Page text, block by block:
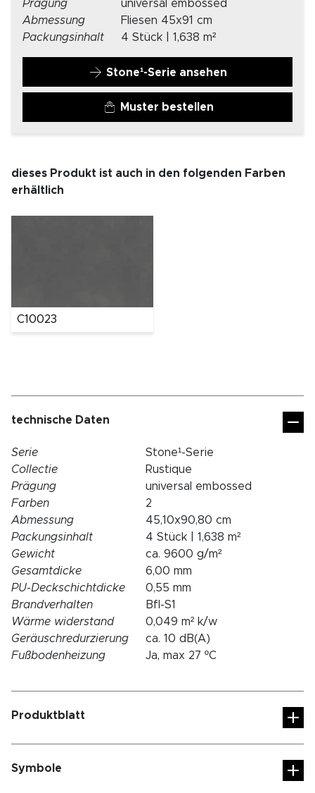
Prägung
universal embossed
Abmessung
Fliesen 45x91 cm
Packungsinhalt
4 Stück | 1,638 m²
Stone¹-Serie ansehen
Muster bestellen
dieses Produkt ist auch in den folgenden Farben
erhältlich
C10023
technische Daten
Serie
Stone¹-Serie
Collectie
Rustique
Prägung
universal embossed
Farben
2
Abmessung
45,10x90,80 cm
Packungsinhalt
4 Stück | 1,638 m²
Gewicht
ca. 9600 g/m²
Gesamtdicke
6,00 mm
PU-Deckschichtdicke
0,55 mm
Brandverhalten
Bfl-S1
Wärme widerstand
0,049 m² k/w
Geräuschredurzierung
ca. 10 dB(A)
Fußbodenheizung
Ja, max 27 ºC
Produktblatt
Symbole